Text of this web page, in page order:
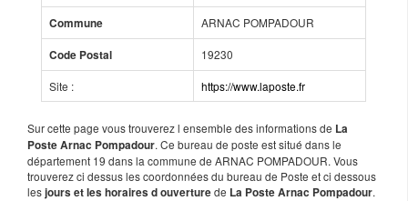
Commune ARNAC POMPADOUR
Code Postal 19230
Site : https://www.laposte.fr
Sur cette page vous trouverez l ensemble des informations de La
Poste Arnac Pompadour. Ce bureau de poste est situé dans le
département 19 dans la commune de ARNAC POMPADOUR. Vous
trouverez ci dessus les coordonnées du bureau de Poste et ci dessous
lesjours et les horaires d ouverturede La Poste Arnac Pompadour.